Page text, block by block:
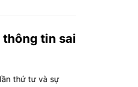
thông tin sai
thứ tư và sự